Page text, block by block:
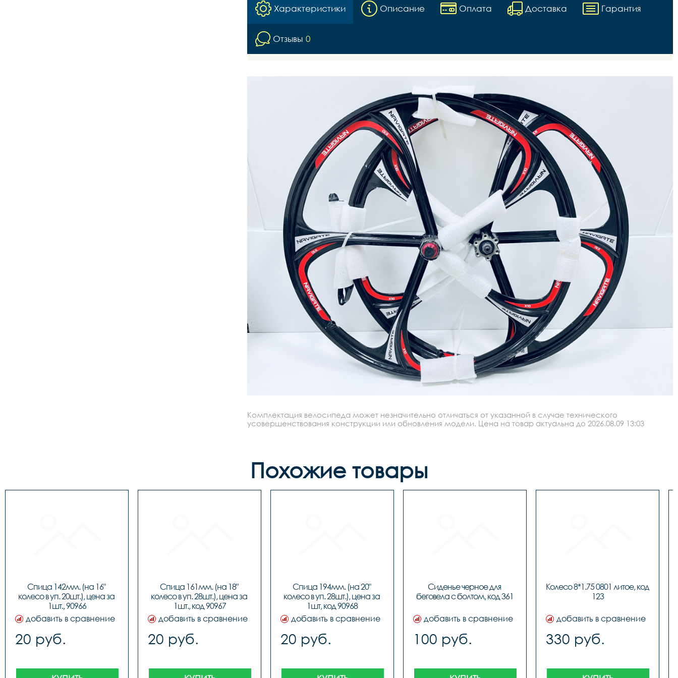
Характеристики Описание Оплата Доставка Гарантия
Отзывы 0
Комплектация велосипеда может незначительно отличаться от указанной в случае технического
усовершенствования конструкции или обновления модели. Цена на товар актуальна до 2026.08.09 13:03
Похожие товары
Спица 142мм. (на 16"
колесо в уп. 20шт.), цена за
1шт., 90966
добавить в сравнение
20 руб.
Спица 161мм. (на 18"
колесо в уп. 28шт.), цена за
1шт., код 90967
добавить в сравнение
20 руб.
Спица 194мм. (на 20"
колесо в уп. 28шт.), цена за
1шт, код 90968
добавить в сравнение
20 руб.
Сиденье черное для
беговела с болтом, код 361
добавить в сравнение
100 руб.
Колесо 8*1.75 0801 литое, код
123
добавить в сравнение
330 руб.